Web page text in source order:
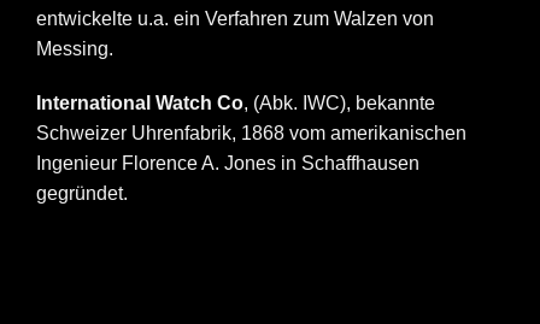
entwickelte u.a. ein Verfahren zum Walzen von
Messing.
International Watch Co, (Abk. IWC), bekannte
Schweizer Uhrenfabrik, 1868 vom amerikanischen
Ingenieur Florence A. Jones in Schaffhausen
gegründet.